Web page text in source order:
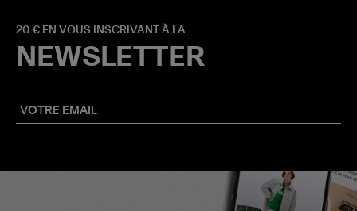
20 € EN VOUS INSCRIVANT À LA
NEWSLETTER